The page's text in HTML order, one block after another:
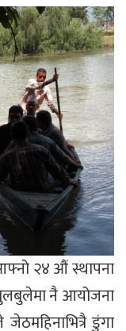
२४ औं स्थापना
नै आयोजना
डुंगा